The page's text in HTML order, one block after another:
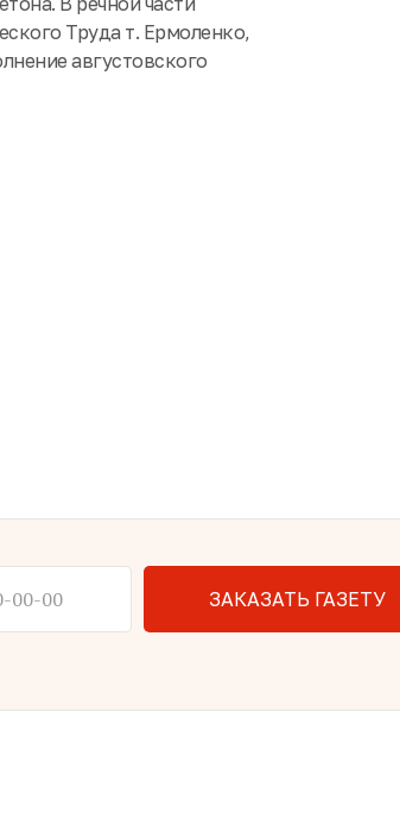
Труда т. Ермоленко,
августовского
ЗАКАЗАТЬ ГАЗЕТУ